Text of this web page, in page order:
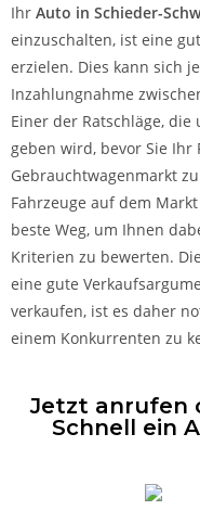
Ihr Auto in Schieder-
einzuschalten, ist eine
erzielen. Dies kann sich
Inzahlungnahme
Einer der Ratschläge,
geben wird, bevor Sie Ihr
Gebrauchtwagenmarkt
Fahrzeuge auf dem
beste Weg, um Ihnen
Kriterien zu bewerten.
eine gute
verkaufen, ist es daher
einem Konkurrenten zu
Jetzt anrufen
Schnell ein